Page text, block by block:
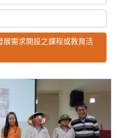
展需求開設之課程或教育活